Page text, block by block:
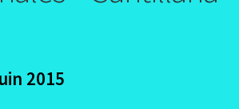
2014
2015
2015